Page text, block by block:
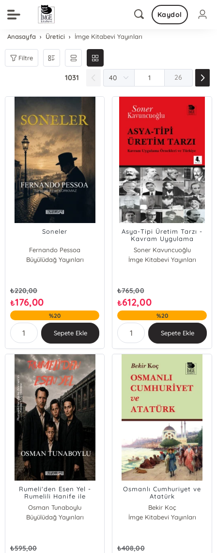
Kaydol
Anasayfa Üretici İmge Kitabevi Yayınları
Filtre
1031 26
Soneler
Fernando Pessoa
Büyülüdağ Yayınları
₺220,00
₺176,00
%20
Sepete Ekle
Asya-Tipi Üretim Tarzı -
Kavram Uygulama
Örnekleri ve Türkiye
Soner Kavuncuoğlu
İmge Kitabevi Yayınları
₺765,00
₺612,00
%20
Sepete Ekle
Rumeli'den Esen Yel -
Rumelili Hanife ile
Ahmet'in Kederli
Menkıbesi
Osman Tunaboylu
Büyülüdağ Yayınları
₺595,00
Osmanlı Cumhuriyet ve
Atatürk
Bekir Koç
İmge Kitabevi Yayınları
₺408,00